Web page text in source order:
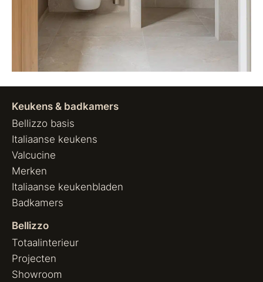
Keukens & badkamers
Bellizzo basis
Italiaanse keukens
Valcucine
Merken
Italiaanse keukenbladen
Badkamers
Bellizzo
Totaalinterieur
Projecten
Showroom